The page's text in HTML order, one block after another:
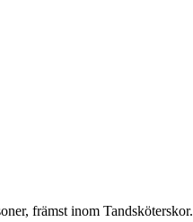
främst inom Tandsköterskor.